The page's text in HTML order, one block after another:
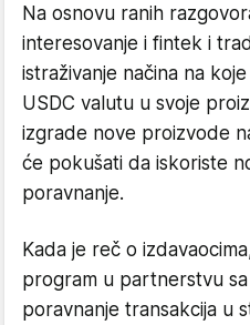
Na osnovu ranih
interesovanje i fintek i
istraživanje načina na
USDC valutu u svoje
izgrade nove proizvode
će pokušati da iskoriste
poravnanje.
Kada je reč o
program u partnerstvu
poravnanje transakcija u